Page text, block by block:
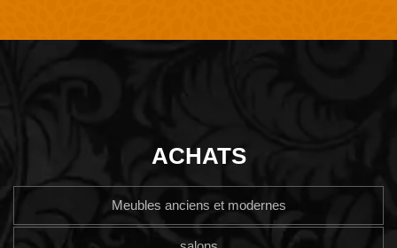
ACHATS
Meubles anciens et modernes